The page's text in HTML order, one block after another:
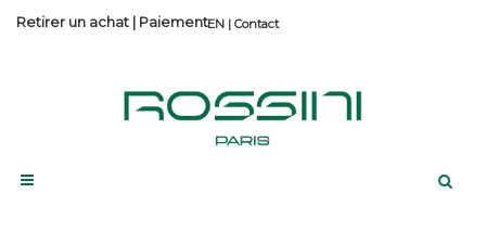
Contact
Retirer un achat | Paiement